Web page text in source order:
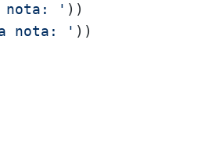
nota: ' ))
nota: ' ))